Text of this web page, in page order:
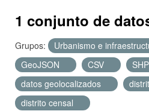
Acerca de
1 conjunto de
Grupos: Urbanismo e
GeoJSON
CSV SHP
datos geolocalizados
distrito censal